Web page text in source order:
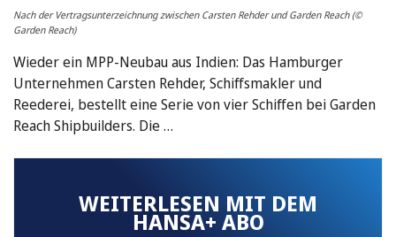
Nach der Vertragsunterzeichnung zwischen Carsten Rehder und Garden Reach (©
Garden Reach)
Wieder ein MPP-Neubau aus Indien: Das Hamburger
Unternehmen Carsten Rehder, Schiffsmakler und
Reederei, bestellt eine Serie von vier Schiffen bei Garden
Reach Shipbuilders. Die …
WEITERLESEN MIT DEM
HANSA+ ABO